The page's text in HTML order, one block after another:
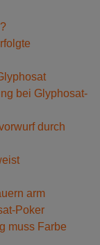
bei Glyphosat-
durch
arm
Poker
muss Farbe